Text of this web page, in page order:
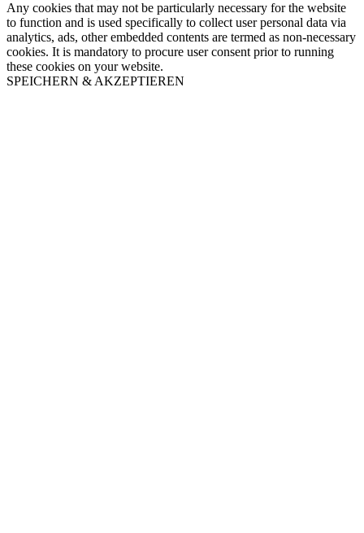
Any cookies that may not be particularly necessary for the website
to function and is used specifically to collect user personal data via
analytics, ads, other embedded contents are termed as non-necessary
cookies. It is mandatory to procure user consent prior to running
these cookies on your website.
SPEICHERN & AKZEPTIEREN